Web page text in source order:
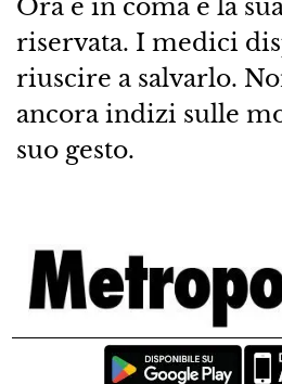
Ora è in coma e la
riservata. I medici
riuscire a salvarlo.
ancora indizi sulle
suo gesto.